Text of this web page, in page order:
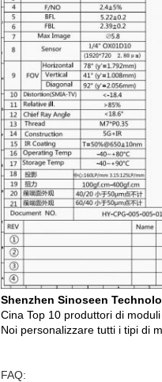
Shenzhen Sinoseen
Cina Top 10 produttori di
Noi personalizzare tutti i tipi di
FAQ: